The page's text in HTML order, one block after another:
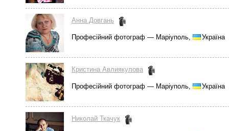
Анна Довгань
Професійний фотограф — Маріуполь, Україна
Кристина Авлиякулова
Професійний фотограф — Маріуполь, Україна
Николай Ткачук